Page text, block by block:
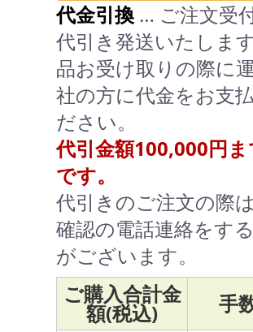
代金引換 … ご注文受付
代引き発送いたしま
品お受け取りの際に
社の方に代金をお支
ださい。
代引金額100,000円
です。
代引きのご注文の際
確認の電話連絡をす
がございます。
ご購入合計金
額(税込)
手